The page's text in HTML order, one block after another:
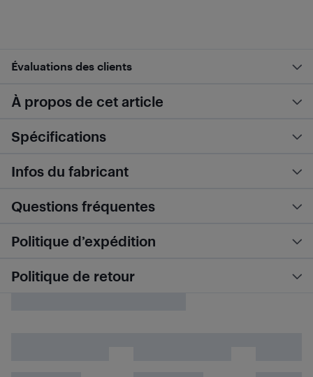
Évaluations des clients
À propos de cet article
Spécifications
Infos du fabricant
Questions fréquentes
Politique d’expédition
Politique de retour